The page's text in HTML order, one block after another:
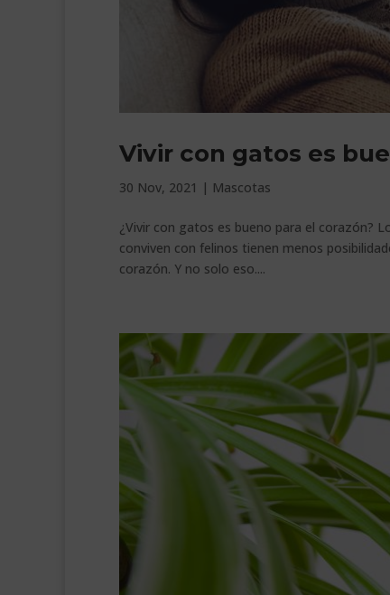
Vivir con gatos es
30 Nov, 2021 | Mascotas
¿Vivir con gatos es bueno para el corazón?
conviven con felinos tienen menos
corazón. Y no solo eso....